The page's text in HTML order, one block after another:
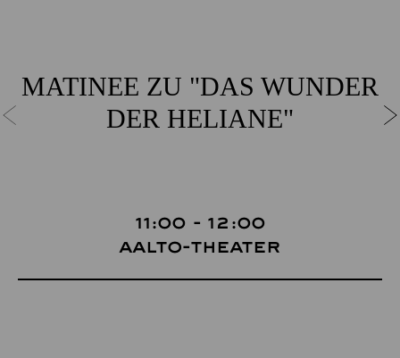
MATINEE ZU "DAS WUNDER
DER HELIANE"
11:00 - 12:00
Aalto-Theater